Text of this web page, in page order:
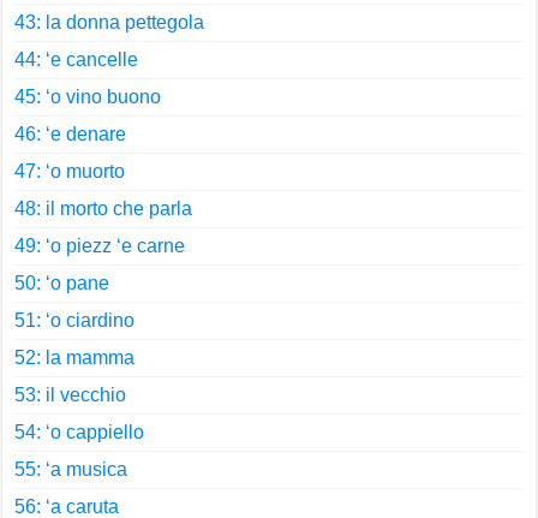
43: la donna pettegola
44: ‘e cancelle
45: ‘o vino buono
46: ‘e denare
47: ‘o muorto
48: il morto che parla
49: ‘o piezz ‘e carne
50: ‘o pane
51: ‘o ciardino
52: la mamma
53: il vecchio
54: ‘o cappiello
55: ‘a musica
56: ‘a caruta